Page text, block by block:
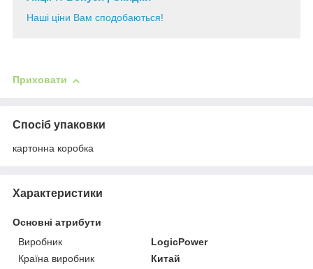
Наші ціни Вам сподобаються!
Приховати
Спосіб упаковки
картонна коробка
Характеристики
Основні атрибути
Виробник
LogicPower
Країна виробник
Китай